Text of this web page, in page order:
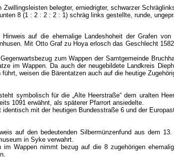
Zwillingsleisten belegter, erniedrigter, schwarzer
8 (1 : 2 : 2 : 2 : 1) schräg links gestellte, runde,
auf die ehemalige Landeshoheit der Grafen
Mit Otto Graf zu Hoya erlosch das Geschlecht
zum Wappen der Samtgemeinde
im Wappen. Da auch der neugebildete Landkreis
führt, weisen die Bärentatzen auch auf die heutige
symbolisch für die „Alte Heerstraße“ dem uralten
1091 erwähnt, als späterer Pfarrort ansiedelte.
identisch mit der heutigen Bundesstraße 6 und der
auf den bedeutenden Silbermünzenfund aus dem
in Syke verwahrt.
im Wappen nimmt bezug auf die 8 zugehörigen